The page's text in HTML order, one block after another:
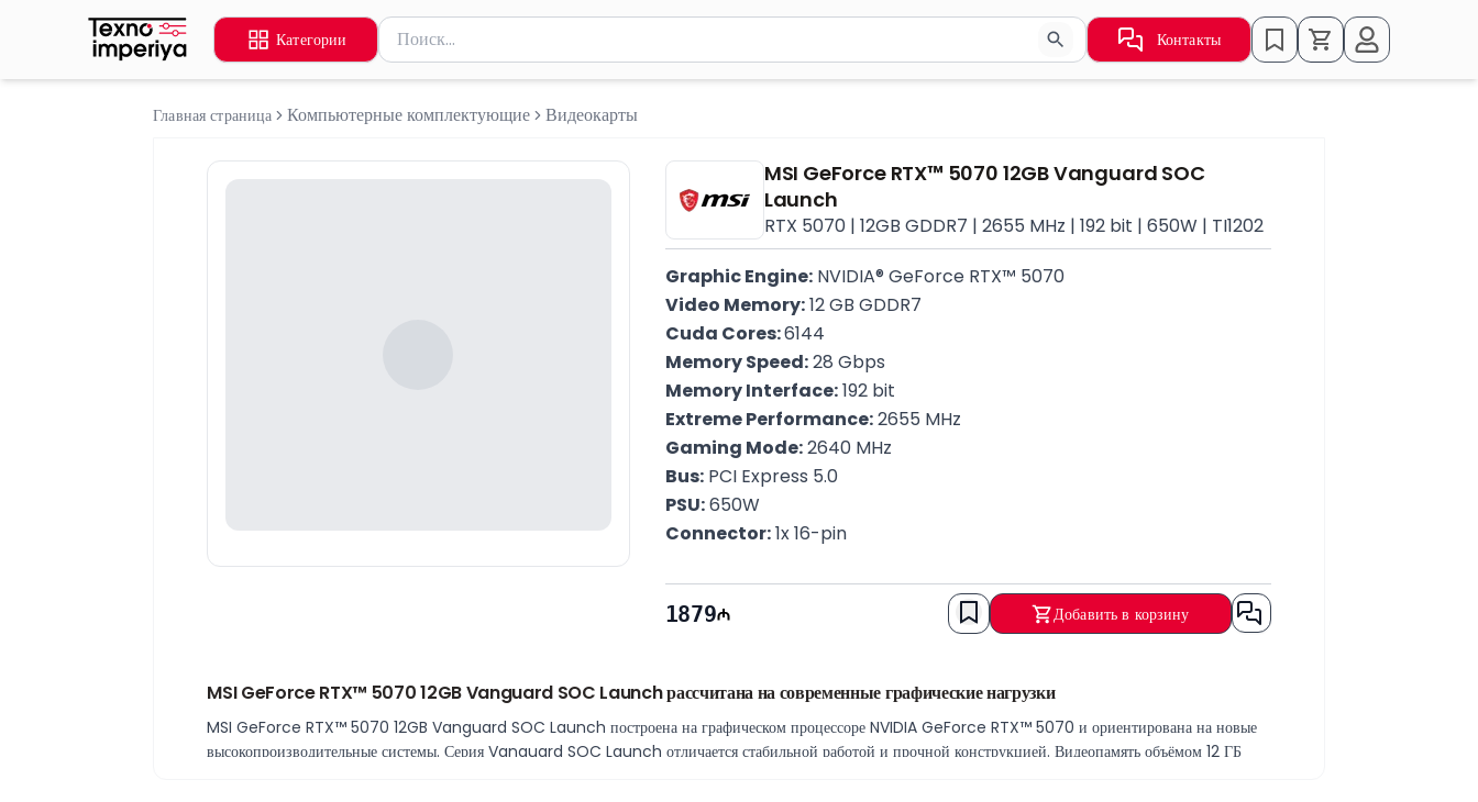
Категории
Поиск товаров
Введите минимум 2 символа для поиска. Нажмите Enter для отправки или используйте стрелки для навигации по результатам.
Контакты
Главная страница Компьютерные комплектующие Видеокарты
MSI GeForce RTX™ 5070 12GB Vanguard SOC
Launch
RTX 5070 | 12GB GDDR7 | 2655 MHz | 192 bit | 650W | TI1202
Graphic Engine: NVIDIA® GeForce RTX™ 5070
Video Memory: 12 GB GDDR7
Cuda Cores: 6144
Memory Speed: 28 Gbps
Memory Interface: 192 bit
Extreme Performance: 2655 MHz
Gaming Mode: 2640 MHz
Bus: PCI Express 5.0
PSU: 650W
Connector: 1x 16-pin
1879 Добавить в корзину
MSI GeForce RTX™ 5070 12GB Vanguard SOC Launch рассчитана на современные графические нагрузки
MSI GeForce RTX™ 5070 12GB Vanguard SOC Launch построена на графическом процессоре NVIDIA GeForce RTX™ 5070 и ориентирована на новые
высокопроизводительные системы. Серия Vanguard SOC Launch отличается стабильной работой и прочной конструкцией. Видеопамять объёмом 12 ГБ